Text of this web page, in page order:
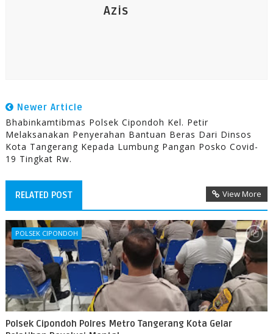
Azis
Newer Article
Bhabinkamtibmas Polsek Cipondoh Kel. Petir
Melaksanakan Penyerahan Bantuan Beras Dari Dinsos
Kota Tangerang Kepada Lumbung Pangan Posko Covid-
19 Tingkat Rw.
RELATED POST View More
POLSEK CIPONDOH
Polsek Cipondoh Polres Metro Tangerang Kota Gelar